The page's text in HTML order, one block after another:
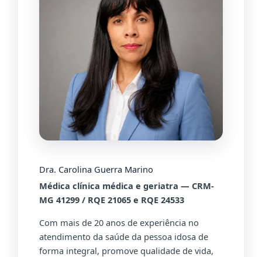
Dra. Carolina Guerra Marino
Médica clínica médica e geriatra — CRM-
MG 41299 / RQE 21065 e RQE 24533
Com mais de 20 anos de experiência no
atendimento da saúde da pessoa idosa de
forma integral, promove qualidade de vida,